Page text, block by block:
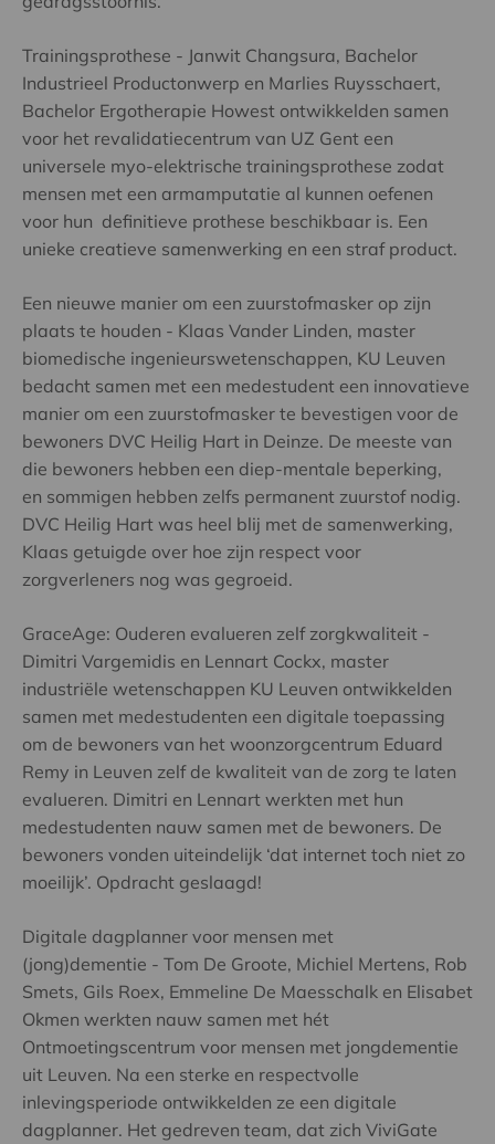
Trainingsprothese - Janwit Changsura, Bachelor
Industrieel Productonwerp en Marlies Ruysschaert,
Bachelor Ergotherapie Howest ontwikkelden samen
voor het revalidatiecentrum van UZ Gent een
universele myo-elektrische trainingsprothese zodat
mensen met een armamputatie al kunnen oefenen
voor hun definitieve prothese beschikbaar is. Een
unieke creatieve samenwerking en een straf product.
Een nieuwe manier om een zuurstofmasker op zijn
plaats te houden - Klaas Vander Linden, master
biomedische ingenieurswetenschappen, KU Leuven
bedacht samen met een medestudent een innovatieve
manier om een zuurstofmasker te bevestigen voor de
bewoners DVC Heilig Hart in Deinze. De meeste van
die bewoners hebben een diep-mentale beperking,
en sommigen hebben zelfs permanent zuurstof nodig.
DVC Heilig Hart was heel blij met de samenwerking,
Klaas getuigde over hoe zijn respect voor
zorgverleners nog was gegroeid.
GraceAge: Ouderen evalueren zelf zorgkwaliteit -
Dimitri Vargemidis en Lennart Cockx, master
industriële wetenschappen KU Leuven ontwikkelden
samen met medestudenten een digitale toepassing
om de bewoners van het woonzorgcentrum Eduard
Remy in Leuven zelf de kwaliteit van de zorg te laten
evalueren. Dimitri en Lennart werkten met hun
medestudenten nauw samen met de bewoners. De
bewoners vonden uiteindelijk ‘dat internet toch niet zo
moeilijk’. Opdracht geslaagd!
Digitale dagplanner voor mensen met
(jong)dementie - Tom De Groote, Michiel Mertens, Rob
Smets, Gils Roex, Emmeline De Maesschalk en Elisabet
Okmen werkten nauw samen met hét
Ontmoetingscentrum voor mensen met jongdementie
uit Leuven. Na een sterke en respectvolle
inlevingsperiode ontwikkelden ze een digitale
dagplanner. Het gedreven team, dat zich ViviGate